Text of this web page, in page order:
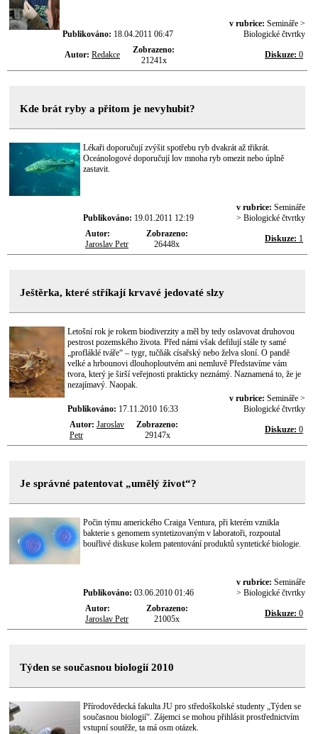
Publikováno: 18.04.2011 06:47
v rubrice: Semináře >
Biologické čtvrtky
Autor: Redakce
Zobrazeno:
21241x
Diskuze: 0
Kde brát ryby a přitom je nevyhubit?
Lékaři doporučují zvýšit spotřebu ryb dvakrát až třikrát.
Oceánologové doporučují lov mnoha ryb omezit nebo úplně
zastavit.
Publikováno: 19.01.2011 12:19
v rubrice: Semináře
> Biologické čtvrtky
Autor:
Jaroslav Petr
Zobrazeno:
26448x
Diskuze: 1
Ještěrka, které stříkají krvavé jedovaté slzy
Letošní rok je rokem biodiverzity a měl by tedy oslavovat druhovou
pestrost pozemského života. Před námi však defilují stále ty samé
„profláklé tváře“ – tygr, tučňák císařský nebo želva sloní. O pandě
velké a hrbounovi dlouhoploutvém ani nemluvě Představíme vám
tvora, který je širší veřejnosti prakticky neznámý. Naznamená to, že je
nezajímavý. Naopak.
Publikováno: 17.11.2010 16:33
v rubrice: Semináře >
Biologické čtvrtky
Autor: Jaroslav
Petr
Zobrazeno:
29147x
Diskuze: 0
Je správné patentovat „umělý život“?
Počin týmu amerického Craiga Ventura, při kterém vznikla
bakterie s genomem syntetizovaným v laboratoři, rozpoutal
bouřlivé diskuse kolem patentování produktů syntetické biologie.
Publikováno: 03.06.2010 01:46
v rubrice: Semináře
> Biologické čtvrtky
Autor:
Jaroslav Petr
Zobrazeno:
21005x
Diskuze: 0
Týden se současnou biologií 2010
Přírodovědecká fakulta JU pro středoškolské studenty „Týden se
současnou biologií“. Zájemci se mohou přihlásit prostřednictvím
vstupní soutěže, ta má osm otázek.